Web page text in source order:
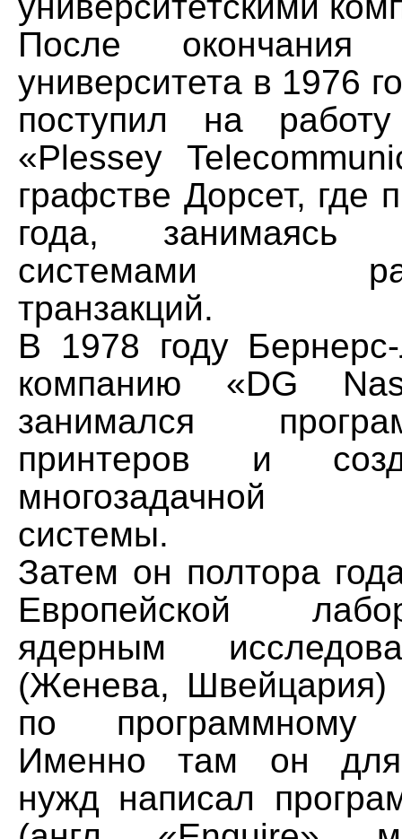
После окончания
университета в 1976
поступил на
«Plessey
графстве Дорсет, где
года, занимаясь
системами
транзакций.
В 1978 году
компанию «DG
занимался
принтеров и
многозадачной
системы.
Затем он полтора
Европейской
ядерным
(Женева, Швейцария)
по программному
Именно там он для
нужд написал